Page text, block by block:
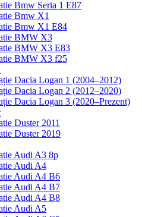
Bmw Seria 1 E87
Bmw X1
Bmw X1 E84
BMW X3
BMW X3 E83
BMW X3 f25
Dacia Logan 1 (2004–2012)
Dacia Logan 2 (2012–2020)
Dacia Logan 3 (2020–Prezent)
Duster 2011
Duster 2019
Audi A3 8p
Audi A4
Audi A4 B6
Audi A4 B7
Audi A4 B8
Audi A5